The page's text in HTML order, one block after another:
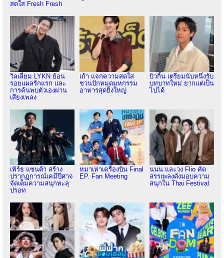
สดใส Fresh Fresh
วิลเลี่ยม LYKN ย้อน
รอยแผลรักแรก และ
การค้นพบตัวเองผ่าน
เสียงเพลง
เก้า แจกความสดใส
ชวนปักหมุดมหกรรม
อาหารสุดยิ่งใหญ่
บิวกิ้น เตรียมนับหนึ่งรับ
บทบาทใหม่ ยากแต่เป็น
ไปได้
เพิร์ธ แซนต้า สร้าง
ปรากฏการณ์เคมีปีศาจ
จัดเต็มความสนุกทะลุ
ปรอท
หมาเห่าเครื่องบิน Final
EP. Fan Meeting
นนน และวง Flio คัด
สรรเพลงดังมอบความ
สนุกใน Thai Festival